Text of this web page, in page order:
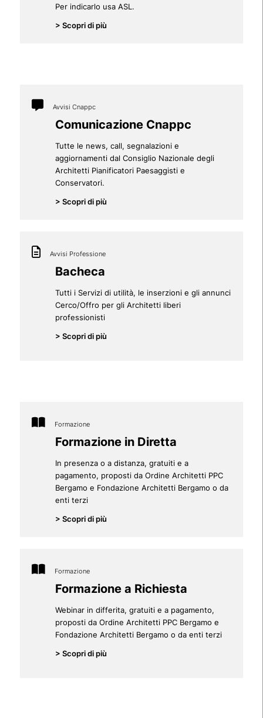
Per indicarlo usa ASL.
> Scopri di più
Avvisi Cnappc
Comunicazione Cnappc
Tutte le news, call, segnalazioni e
aggiornamenti dal Consiglio Nazionale degli
Architetti Pianificatori Paesaggisti e
Conservatori.
> Scopri di più
Avvisi Professione
Bacheca
Tutti i Servizi di utilità, le inserzioni e gli annunci
Cerco/Offro per gli Architetti liberi
professionisti
> Scopri di più
Formazione
Formazione in Diretta
In presenza o a distanza, gratuiti e a
pagamento, proposti da Ordine Architetti PPC
Bergamo e Fondazione Architetti Bergamo o da
enti terzi
> Scopri di più
Formazione
Formazione a Richiesta
Webinar in differita, gratuiti e a pagamento,
proposti da Ordine Architetti PPC Bergamo e
Fondazione Architetti Bergamo o da enti terzi
> Scopri di più